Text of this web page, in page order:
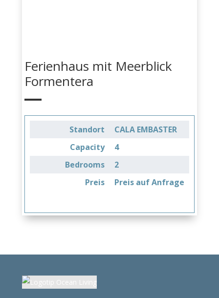
Ferienhaus mit Meerblick
Formentera
Standort
CALA EMBASTER
Capacity
4
Bedrooms
2
Preis
Preis auf Anfrage